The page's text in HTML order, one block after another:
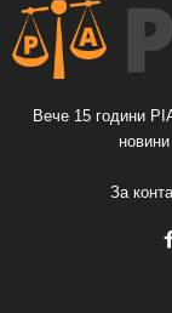
Вече 15 години
За